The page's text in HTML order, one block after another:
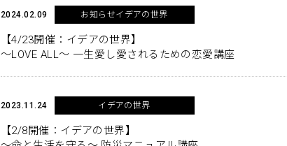
2024.02.09 お知らせイデアの世界
【4/23開催：イデアの世界】
〜LOVE ALL〜 一生愛し愛されるための恋愛講座
2023.11.24 イデアの世界
【2/8開催：イデアの世界】